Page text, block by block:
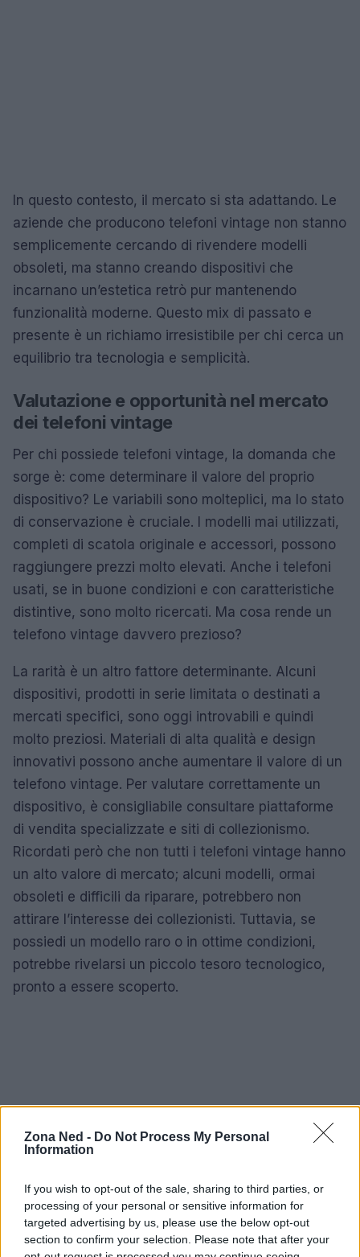
Zona Ned - Do Not Process My Personal
Information
If you wish to opt-out of the sale, sharing to third parties, or
processing of your personal or sensitive information for
targeted advertising by us, please use the below opt-out
section to confirm your selection. Please note that after your
In questo contesto, il mercato si sta adattando. Le
aziende che producono telefoni vintage non stanno
semplicemente cercando di rivendere modelli
obsoleti, ma stanno creando dispositivi che
incarnano un’estetica retrò pur mantenendo
funzionalità moderne. Questo mix di passato e
presente è un richiamo irresistibile per chi cerca un
equilibrio tra tecnologia e semplicità.
Valutazione e opportunità nel mercato
dei telefoni vintage
Per chi possiede telefoni vintage, la domanda che
sorge è: come determinare il valore del proprio
dispositivo? Le variabili sono molteplici, ma lo stato
di conservazione è cruciale. I modelli mai utilizzati,
completi di scatola originale e accessori, possono
raggiungere prezzi molto elevati. Anche i telefoni
usati, se in buone condizioni e con caratteristiche
distintive, sono molto ricercati. Ma cosa rende un
telefono vintage davvero prezioso?
La rarità è un altro fattore determinante. Alcuni
dispositivi, prodotti in serie limitata o destinati a
mercati specifici, sono oggi introvabili e quindi
molto preziosi. Materiali di alta qualità e design
innovativi possono anche aumentare il valore di un
telefono vintage. Per valutare correttamente un
dispositivo, è consigliabile consultare piattaforme
di vendita specializzate e siti di collezionismo.
Ricordati però che non tutti i telefoni vintage hanno
un alto valore di mercato; alcuni modelli, ormai
obsoleti e difficili da riparare, potrebbero non
attirare l’interesse dei collezionisti. Tuttavia, se
possiedi un modello raro o in ottime condizioni,
potrebbe rivelarsi un piccolo tesoro tecnologico,
pronto a essere scoperto.